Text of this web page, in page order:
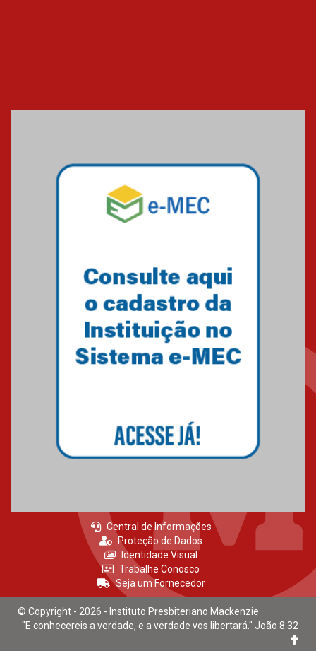
realizará nova edição da Feira
04.08.2026
Mackenzie recepciona os
calouros do segundo semestre
Como o Colégio Mackenzie
Brasília prepara seus
estudantes para o PAS antes
mesmo do Ensino Médio
04.08.2026
Central de Informações
Proteção de Dados
Identidade Visual
Trabalhe Conosco
Seja um Fornecedor
© Copyright - 2026 - Instituto Presbiteriano Mackenzie
"E conhecereis a verdade, e a verdade vos libertará." João 8:32